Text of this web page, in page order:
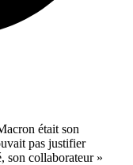
était son
pas justifier
son collaborateur »